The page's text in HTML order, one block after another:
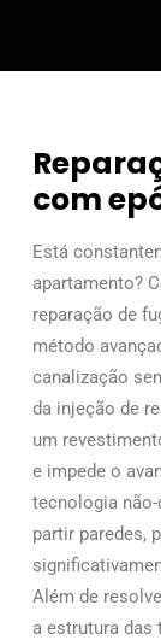
com
Está
apartamento?
reparação de
método
canalização
da injeção de
um
e impede o
tecnologia
partir paredes,
Além de
a estrutura das